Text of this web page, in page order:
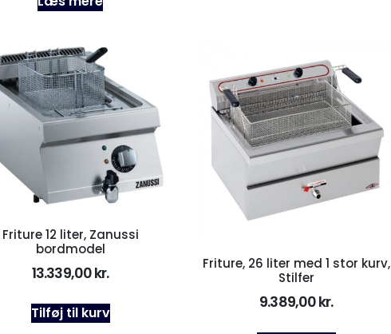
Friture 12 liter, Zanussi
bordmodel
13.339,00kr.
Tilføj til kurv
Friture, 26 liter med 1 stor kurv,
Stilfer
9.389,00kr.